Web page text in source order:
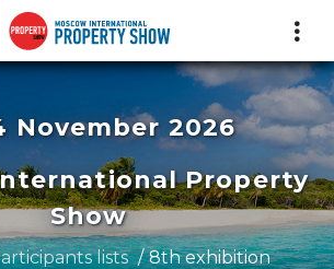
November 2026
Property
Show
lists 8th exhibition